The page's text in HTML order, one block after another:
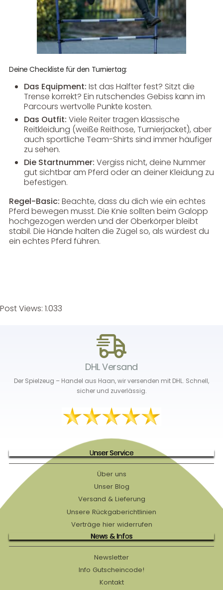
Deine Checkliste für den Turniertag:
Das Equipment: Ist das Halfter fest? Sitzt die
Trense korrekt? Ein rutschendes Gebiss kann im
Parcours wertvolle Punkte kosten.
Das Outfit: Viele Reiter tragen klassische
Reitkleidung (weiße Reithose, Turnierjacket), aber
auch sportliche Team-Shirts sind immer häufiger
zu sehen.
Die Startnummer: Vergiss nicht, deine Nummer
gut sichtbar am Pferd oder an deiner Kleidung zu
befestigen.
Regel-Basic: Beachte, dass du dich wie ein echtes
Pferd bewegen musst. Die Knie sollten beim Galopp
hochgezogen werden und der Oberkörper bleibt
stabil. Die Hände halten die Zügel so, als würdest du
ein echtes Pferd führen.
Post Views: 1.033
DHL Versand
Der Spielzeug – Handel aus Haan, wir versenden mit DHL. Schnell,
sicher und zuverlässig.
Unser Service
Über uns
Unser Blog
Versand & Lieferung
Unsere Rückgaberichtlinien
Verträge hier widerrufen
News & Infos
Newsletter
Info Gutscheincode!
Kontakt